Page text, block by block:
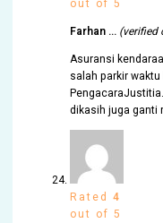
Farhan … (verified
Asuransi
salah parkir
dikasih juga ganti
Rated4
out of 5